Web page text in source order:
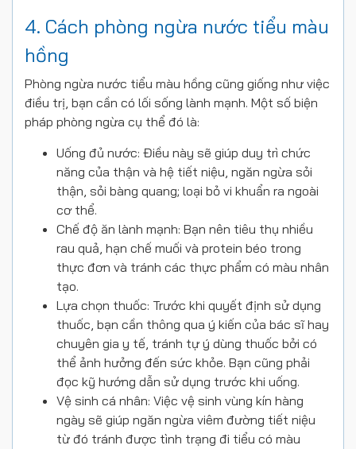
4. Cách phòng ngừa nước tiểu màu
hồng
Phòng ngừa nước tiểu màu hồng cũng giống như việc
điều trị, bạn cần có lối sống lành mạnh. Một số biện
pháp phòng ngừa cụ thể đó là:
Uống đủ nước: Điều này sẽ giúp duy trì chức
năng của thận và hệ tiết niệu, ngăn ngừa sỏi
thận, sỏi bàng quang; loại bỏ vi khuẩn ra ngoài
cơ thể.
Chế độ ăn lành mạnh: Bạn nên tiêu thụ nhiều
rau quả, hạn chế muối và protein béo trong
thực đơn và tránh các thực phẩm có màu nhân
tạo.
Lựa chọn thuốc: Trước khi quyết định sử dụng
thuốc, bạn cần thông qua ý kiến của bác sĩ hay
chuyên gia y tế, tránh tự ý dùng thuốc bởi có
thể ảnh hưởng đến sức khỏe. Bạn cũng phải
đọc kỹ hướng dẫn sử dụng trước khi uống.
Vệ sinh cá nhân: Việc vệ sinh vùng kín hàng
ngày sẽ giúp ngăn ngừa viêm đường tiết niệu
từ đó tránh được tình trạng đi tiểu có màu